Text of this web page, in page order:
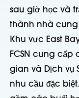
sau giờ học và
thành nhà cung
Khu vực East
FCSN cung
gian và Dịch vụ
nhu cầu đặc